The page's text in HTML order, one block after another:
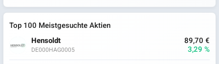
Top 100 Meistgesuchte Aktien
Hensoldt
DE000HAG0005
89,70 €
3,29 %